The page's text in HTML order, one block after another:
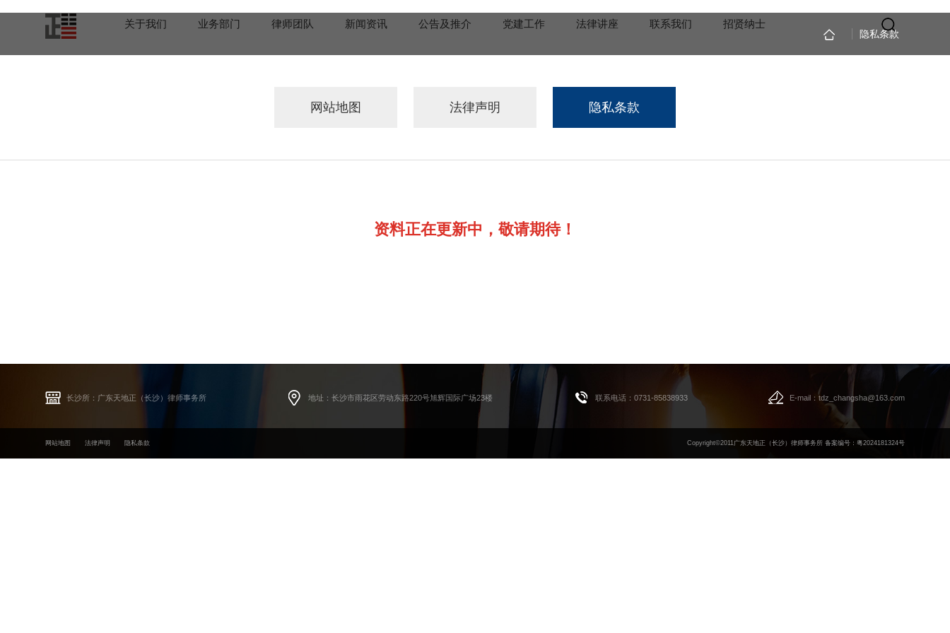
关于我们 业务部门 律师团队 新闻资讯 公告及推介 党建工作 法律讲座 联系我们 招贤纳士
隐私条款
网站地图 法律声明 隐私条款
资料正在更新中，敬请期待！
长沙所：广东天地正（长沙）律师事务所 地址：长沙市雨花区劳动东路220号旭辉国际广场23楼 联系电话：0731-85838933 E-mail：tdz_changsha@163.com
网站地图 法律声明 隐私条款 Copyright©2011广东天地正（长沙）律师事务所 备案编号：粤2024181324号